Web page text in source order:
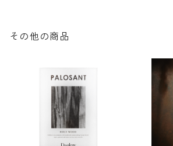
その他の商品